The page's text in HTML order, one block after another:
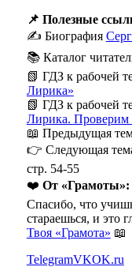
📌 Полезные
✍️ Биография
📚 Каталог
📗 ГДЗ к рабочей
Лирика»
📗 ГДЗ к рабочей
Лирика. Проверим
📖 Предыдущая
👉 Следующая
стр. 54-55
❤️ От «Грамоты»:
Спасибо, что
стараешься, и это
Твоя «Грамота» 📖
TelegramVKOK.ru